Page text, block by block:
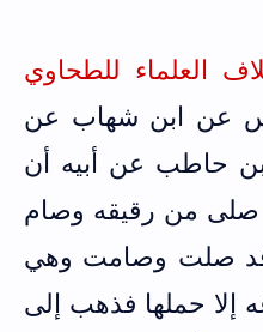
العلماء للطحاوي
عن ابن شهاب عن
حاطب عن أبيه أن
صلى من رقيقه وصام
قد صلت وصامت وهي
إلا حملها فذهب إلى